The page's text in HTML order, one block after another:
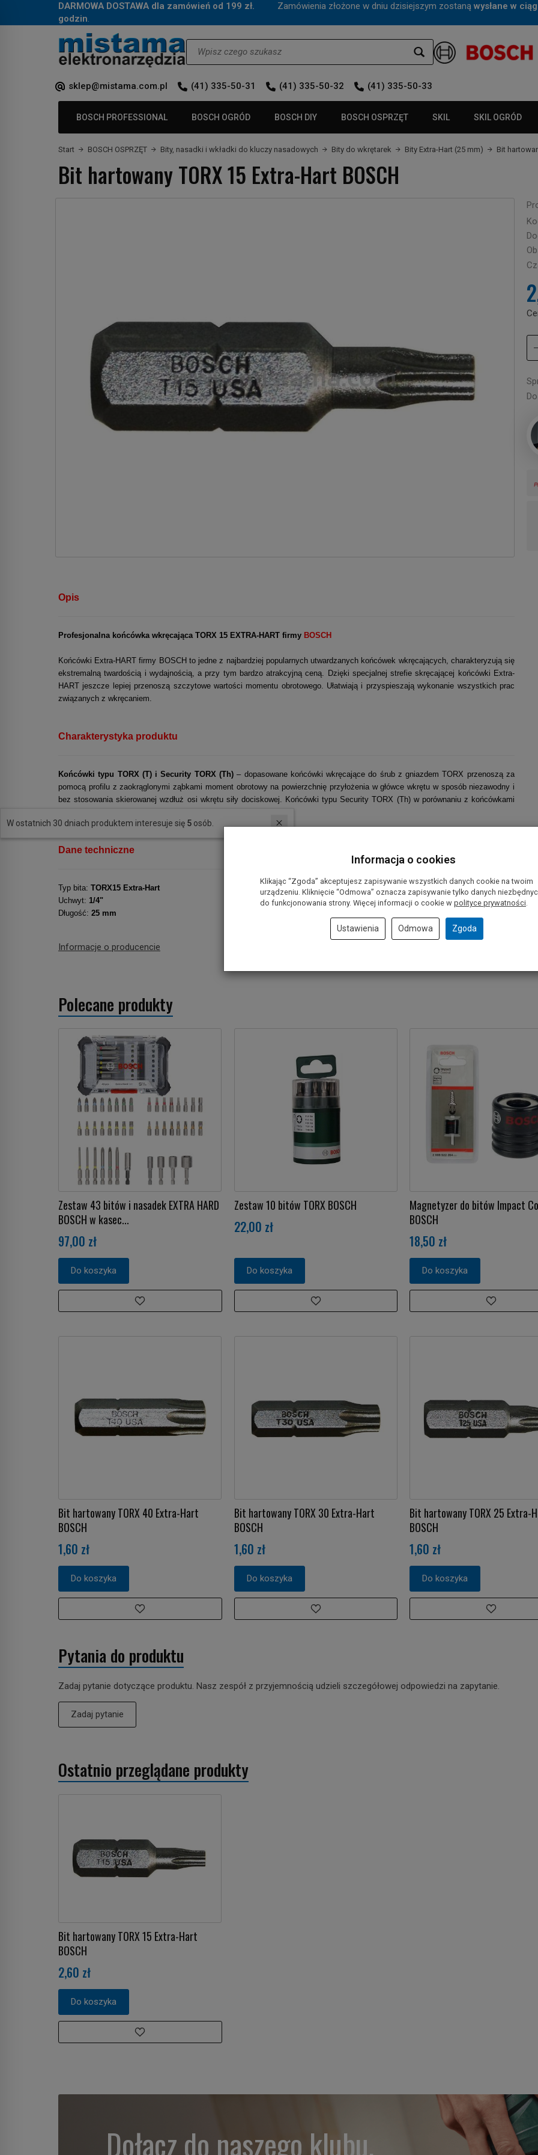
DARMOWA DOSTAWA dla zamówień od 199 zł. Zamówienia złożone w dniu dzisiejszym zostaną wysłane w
godzin.
sklep@mistama.com.pl (41) 335-50-31 (41) 335-50-32 (41) 335-50-33
BOSCH PROFESSIONAL BOSCH OGRÓD BOSCH DIY BOSCH OSPRZĘT SKIL SKIL OGRÓD
Start BOSCH OSPRZĘT Bity, nasadki i wkładki do kluczy nasadowych Bity do wkrętarek Bity Extra-Hart (25 mm) Bit
Bit hartowany TORX 15 Extra-Hart BOSCH
Opis
Profesjonalna końcówka wkręcająca TORX 15 EXTRA-HART firmy BOSCH
Końcówki Extra-HART firmy BOSCH to jedne z najbardziej popularnych utwardzanych końcówek wkręcających, charakteryzują się
ekstremalną twardością i wydajnością, a przy tym bardzo atrakcyjną ceną. Dzięki specjalnej strefie skręcającej końcówki Extra-
HART jeszcze lepiej przenoszą szczytowe wartości momentu obrotowego. Ułatwiają i przyspieszają wykonanie wszystkich prac
związanych z wkręcaniem.
Charakterystyka produktu
Końcówki typu TORX (T) i Security TORX (Th)– dopasowane końcówki wkręcające do śrub z gniazdem TORX przenoszą za
pomocą profilu z zaokrąglonymi ząbkami moment obrotowy na powierzchnię przyłożenia w główce wkrętu w sposób niezawodny i
bez stosowania skierowanej wzdłuż osi wkrętu siły dociskowej. Końcówki typu Security TORX (Th) w porównaniu z końcówkami
Dane techniczne
Typ bita: TORX15 Extra-Hart
Uchwyt: 1/4"
Długość: 25 mm
Informacje o producencie
Polecane produkty
Zestaw 43 bitów i nasadek EXTRA HARD
BOSCH w kasec...
97,00 zł
Do koszyka
Zestaw 10 bitów TORX BOSCH
22,00 zł
Do koszyka
Magnetyzer do bitów Impact
BOSCH
18,50 zł
Do koszyka
Bit hartowany TORX 40 Extra-Hart
BOSCH
1,60 zł
Do koszyka
Bit hartowany TORX 30 Extra-Hart
BOSCH
1,60 zł
Do koszyka
Bit hartowany TORX 25 Extra-
BOSCH
1,60 zł
Do koszyka
Pytania do produktu
Zadaj pytanie dotyczące produktu. Nasz zespół z przyjemnością udzieli szczegółowej odpowiedzi na zapytanie.
Zadaj pytanie
Ostatnio przeglądane produkty
Bit hartowany TORX 15 Extra-Hart
BOSCH
2,60 zł
Do koszyka
W ostatnich 30 dniach produktem interesuje się 5 osób.
Dołącz do naszego klubu.
Informacja o cookies
Klikając “Zgoda” akceptujesz zapisywanie wszystkich danych cookie na twoim
urządzeniu. Kliknięcie “Odmowa” oznacza zapisywanie tylko danych
do funkcjonowania strony. Więcej informacji o cookie w polityce prywatności.
Ustawienia Odmowa Zgoda